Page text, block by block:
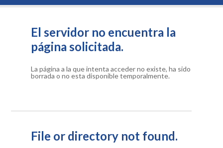
El servidor no encuentra la
página solicitada.
La página a la que intenta acceder no existe, ha sido
borrada o no esta disponible temporalmente.
File or directory not found.